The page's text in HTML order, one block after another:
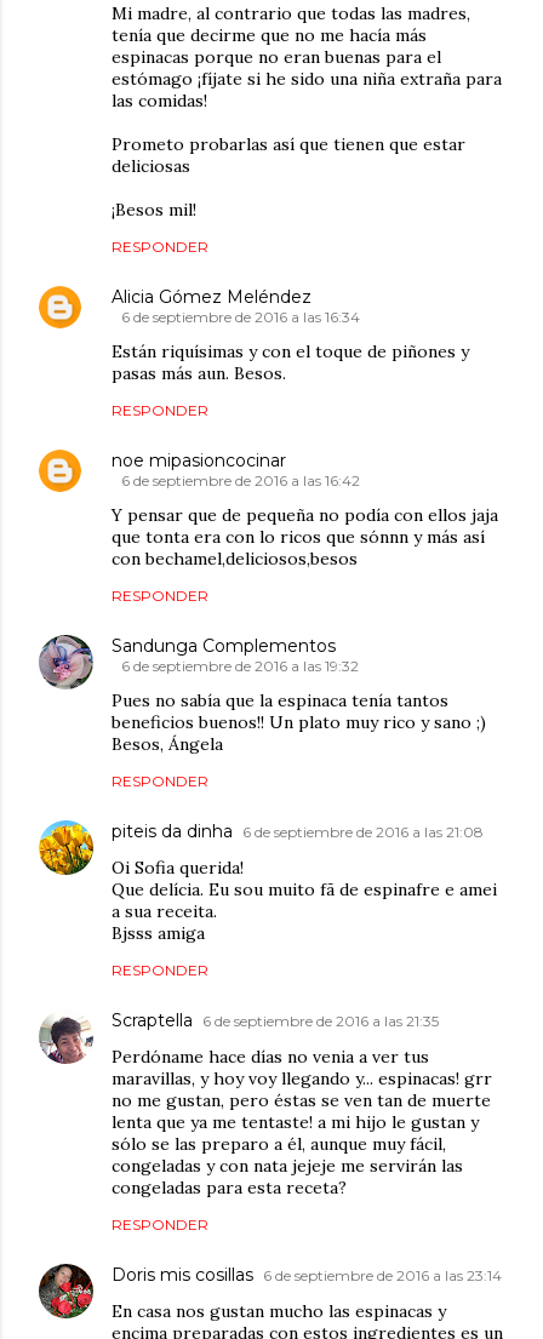
Mi madre, al contrario que todas las madres,
tenía que decirme que no me hacía más
espinacas porque no eran buenas para el
estómago ¡fíjate si he sido una niña extraña para
las comidas!
Prometo probarlas así que tienen que estar
deliciosas
¡Besos mil!
RESPONDER
Alicia Gómez Meléndez
6 de septiembre de 2016 a las 16:34
Están riquísimas y con el toque de piñones y
pasas más aun. Besos.
RESPONDER
noe mipasioncocinar
6 de septiembre de 2016 a las 16:42
Y pensar que de pequeña no podía con ellos jaja
que tonta era con lo ricos que sónnn y más así
con bechamel,deliciosos,besos
RESPONDER
Sandunga Complementos
6 de septiembre de 2016 a las 19:32
Pues no sabía que la espinaca tenía tantos
beneficios buenos!! Un plato muy rico y sano ;)
Besos, Ángela
RESPONDER
piteis da dinha 6 de septiembre de 2016 a las 21:08
Oi Sofia querida!
Que delícia. Eu sou muito fã de espinafre e amei
a sua receita.
Bjsss amiga
RESPONDER
Scraptella 6 de septiembre de 2016 a las 21:35
Perdóname hace días no venia a ver tus
maravillas, y hoy voy llegando y... espinacas! grr
no me gustan, pero éstas se ven tan de muerte
lenta que ya me tentaste! a mi hijo le gustan y
sólo se las preparo a él, aunque muy fácil,
congeladas y con nata jejeje me servirán las
congeladas para esta receta?
RESPONDER
Doris mis cosillas 6 de septiembre de 2016 a las 23:14
En casa nos gustan mucho las espinacas y
encima preparadas con estos ingredientes es un